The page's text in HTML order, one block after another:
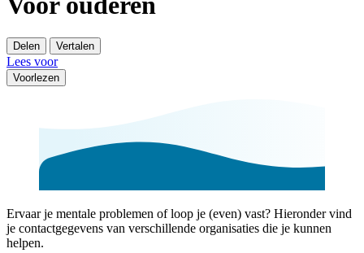
Delen Vertalen
Lees voor
Voorlezen
Ervaar je mentale problemen of loop je (even) vast? Hieronder vind
je contactgegevens van verschillende organisaties die je kunnen
helpen.